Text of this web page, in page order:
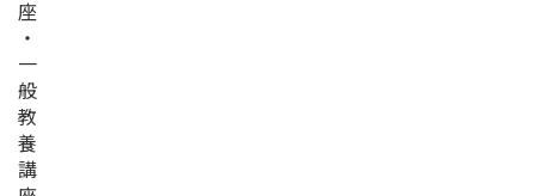
座
・
一
般
教
養
講